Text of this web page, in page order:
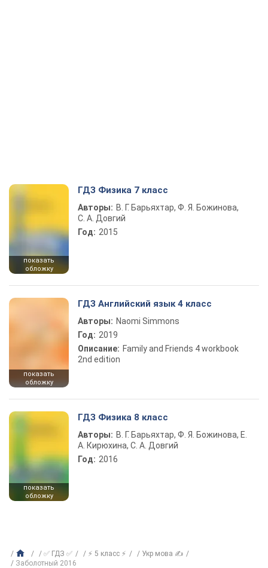
показать
обложку
ГДЗ Физика 7 класс
Авторы: В. Г. Барьяхтар, Ф. Я. Божинова,
С. А. Довгий
Год: 2015
показать
обложку
ГДЗ Английский язык 4 класс
Авторы: Naomi Simmons
Год: 2019
Описание: Family and Friends 4 workbook
2nd edition
показать
обложку
ГДЗ Физика 8 класс
Авторы: В. Г. Барьяхтар, Ф. Я. Божинова, Е.
А. Кирюхина, С. А. Довгий
Год: 2016
✅ ГДЗ ✅ ⚡ 5 класс ⚡
Укр мова ✍
Заболотный 2016